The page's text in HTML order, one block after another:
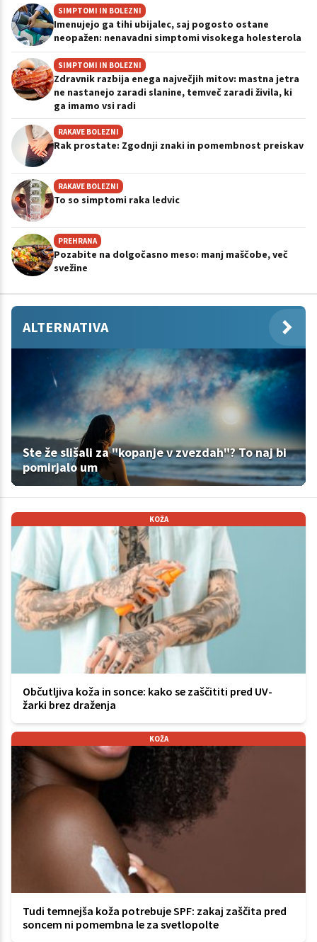
SIMPTOMI IN BOLEZNI
Imenujejo ga tihi ubijalec, saj pogosto ostane
neopažen: nenavadni simptomi visokega holesterola
SIMPTOMI IN BOLEZNI
Zdravnik razbija enega največjih mitov: mastna jetra
ne nastanejo zaradi slanine, temveč zaradi živila, ki
ga imamo vsi radi
RAKAVE BOLEZNI
Rak prostate: Zgodnji znaki in pomembnost preiskav
RAKAVE BOLEZNI
To so simptomi raka ledvic
PREHRANA
Pozabite na dolgočasno meso: manj maščobe, več
svežine
ALTERNATIVA
Ste že slišali za "kopanje v zvezdah"? To naj bi
pomirjalo um
KOŽA
Občutljiva koža in sonce: kako se zaščititi pred UV-
žarki brez draženja
KOŽA
Tudi temnejša koža potrebuje SPF: zakaj zaščita pred
soncem ni pomembna le za svetlopolte